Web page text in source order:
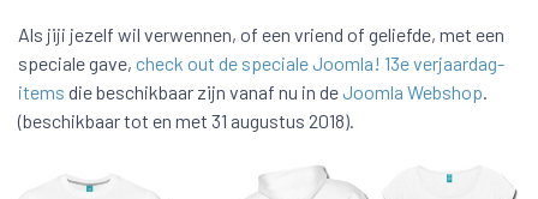
Als jiji jezelf wil verwennen, of een vriend of geliefde, met een
speciale gave, check out de speciale Joomla! 13e verjaardag-
items die beschikbaar zijn vanaf nu in deJoomla Webshop.
(beschikbaar tot en met 31 augustus 2018).